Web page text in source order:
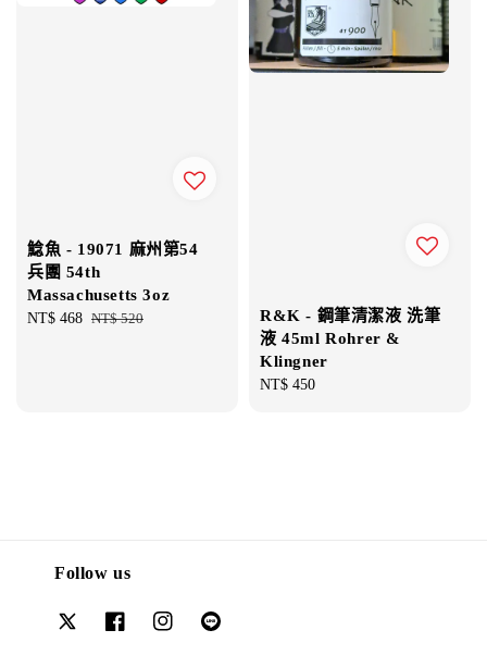
鯰魚 - 19071 麻州第54
兵團 54th
Massachusetts 3oz
Sale
NT$ 468 Regular
NT$ 520
R&K - 鋼筆清潔液 洗筆
液 45ml Rohrer &
Klingner
Regular
NT$ 450
Follow us